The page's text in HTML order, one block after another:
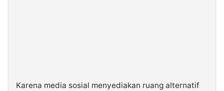
Karena media sosial menyediakan ruang alternatif